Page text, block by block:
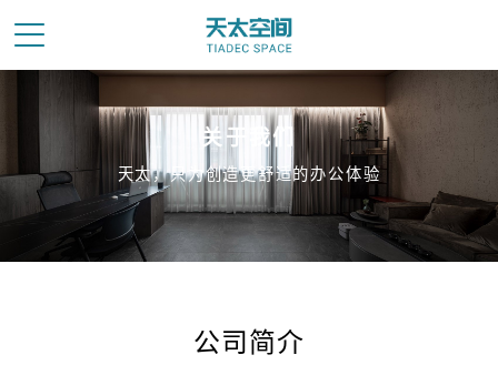
关于我们
天太，只为创造更舒适的办公体验
公司简介